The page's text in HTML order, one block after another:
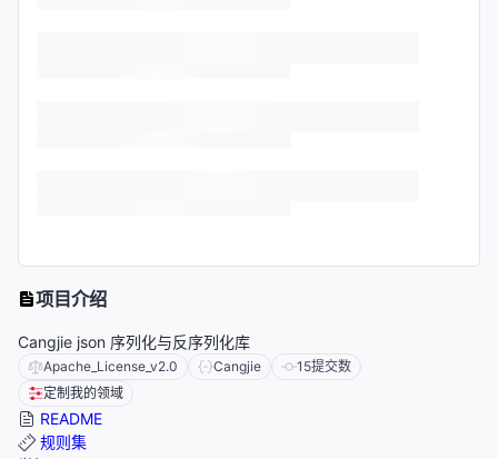
项目介绍
Cangjie json 序列化与反序列化库
Apache_License_v2.0 Cangjie 15提交数
定制我的领域
README
规则集